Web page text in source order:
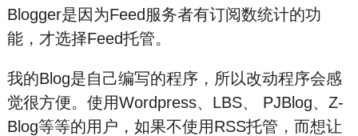
Blogger是因为Feed服务者有订阅数统计的功
能，才选择Feed托管。
我的Blog是自己编写的程序，所以改动程序会感
觉很方便。使用Wordpress、LBS、 PJBlog、Z-
Blog等等的用户，如果不使用RSS托管，而想让